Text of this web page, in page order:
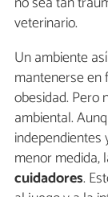
veterinario.
Un ambiente
mantenerse en
obesidad. Pero
ambiental.
independientes
menor medida,
cuidadores.